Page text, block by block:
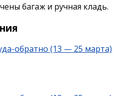
багаж и ручная кладь.
обратно (13 — 25 марта)